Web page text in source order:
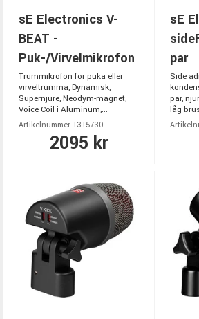
sE Electronics V-
BEAT -
Puk-/Virvelmikrofon
Trummikrofon för puka eller
virveltrumma, Dynamisk,
Supernjure, Neodym-magnet,
Voice Coil i Aluminum,...
Artikelnummer 1315730
2095 kr
sE
par
Side
par,
låg